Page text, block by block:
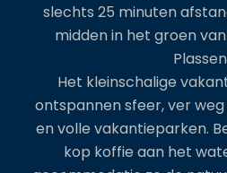
slechts 25 minuten
midden in het groen
Het kleinschalige
ontspannen sfeer, ver
en volle vakantieparken.
kop koffie aan het